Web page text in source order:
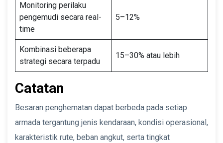
Monitoring perilaku
pengemudi secara real-
time
5–12%
Kombinasi beberapa
strategi secara terpadu
15–30% atau lebih
Catatan
Besaran penghematan dapat berbeda pada setiap
armada tergantung jenis kendaraan, kondisi operasional,
karakteristik rute, beban angkut, serta tingkat